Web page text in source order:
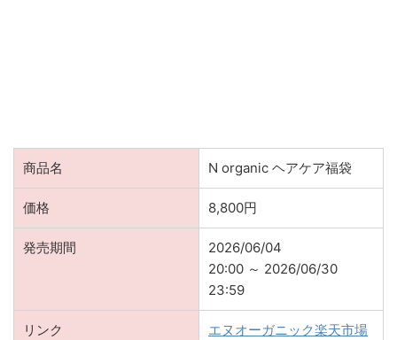
N organic ヘアケア福袋